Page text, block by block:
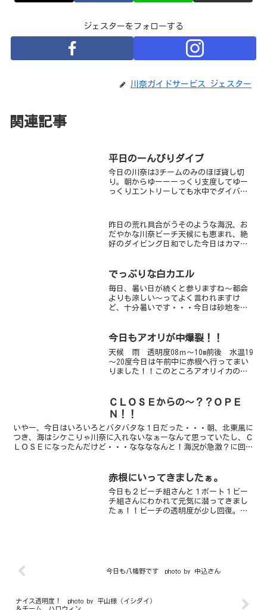
ジェスターをフォローする
川奈ガイドサービス ジェスター
関連記事
平日のーんびりダイブ
今日の川奈は3チームのみのほぼ貸し切
り。朝からゆーーーっくり支度してゆー
っくりエントリーしても水中でダイバー
エリア奥のフリソデエビにゲストさんを
ご案内したのですが、写っ...
昨日の荒れ具合がうそのような海況、お
だやかな川奈ビーチ天候にも恵まれ、絶
好のダイビング日和でした今日はカマ
ちょーうまそう・・・じゃなかった、超
でっぷりな白カエル
毎日、暑い日が続くと参りますね～都会
よりも涼しい～ってよく言われますけ
ど、十分暑いです・・・今日は砂地をメ
ケギンポやらベニカエルアンコウのオレ
今日もアオリが中爆裂！！
天候 雨 透明度08ｍ～10m前後 水温19
～20度今日は午前中に赤根へ行ってまい
りました！！このところアオリイカの産
サキのすげー群れに囲まれ幸先良いスタ
ート。クマノミ...
ＣＬＯＳＥからの～？？ＯＰＥ
Ｎ！！
いやー、今日はいろいろとバタバタな１日だった・・・朝、北東風に
つき、海はシケこりゃ川奈に入れないなぁーなんて思っていたし、Ｃ
ＬＯＳＥになったんだけど・・・ななななんと！海況が急激？に回復
赤根にいってきましたぁ。
今日も２ビーチ組さんと１ボート１ビー
チ組さんにわかれて元気に潜ってきまし
たぁ！！ビーチの透明度が少し回復。ア
今日も八幡野です photo by 中込さん
ナイス透明度！ photo by 平山様（イシダイ）
＆チーム ハロウィン